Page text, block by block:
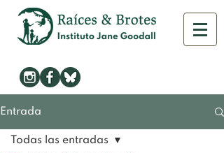
Entrada
Todas las entradas